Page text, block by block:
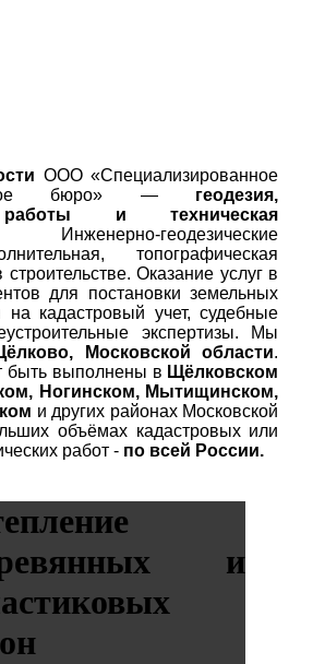
ООО «Специализированное
бюро» — геодезия,
работы и техническая
геодезические
топографическая
Оказание услуг в
для постановки земельных
на кадастровый учет, судебные
экспертизы. Мы
Московской области.
быть выполнены в Щёлковском
Ногинском, Мытищинском,
и других районах Московской
объёмах кадастровых или
работ - по всей России.
и